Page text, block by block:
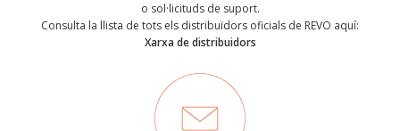
o sol·licituds de suport.
Consulta la llista de tots els distribuïdors oficials de REVO aquí:
Xarxa de distribuidors